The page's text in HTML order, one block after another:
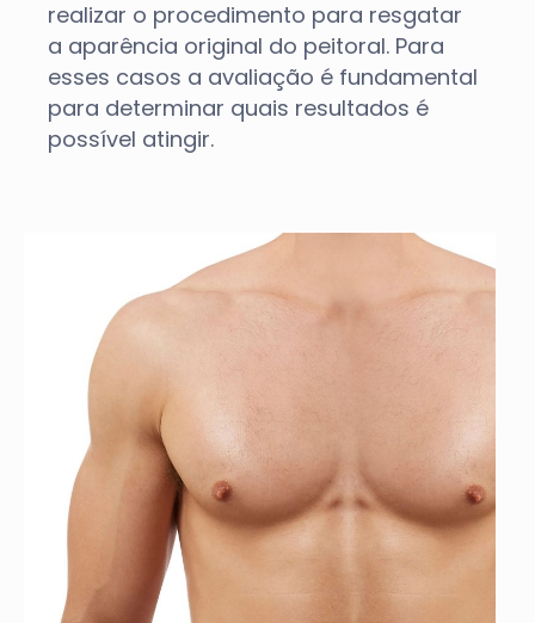
realizar o procedimento para resgatar
a aparência original do peitoral. Para
esses casos a avaliação é fundamental
para determinar quais resultados é
possível atingir.